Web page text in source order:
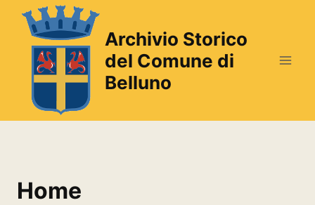
Salta
contenuto
Archivio Storico
del Comune di
Belluno
Home